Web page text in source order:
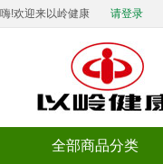
嗨!欢迎来以岭健康 请登录
全部商品分类